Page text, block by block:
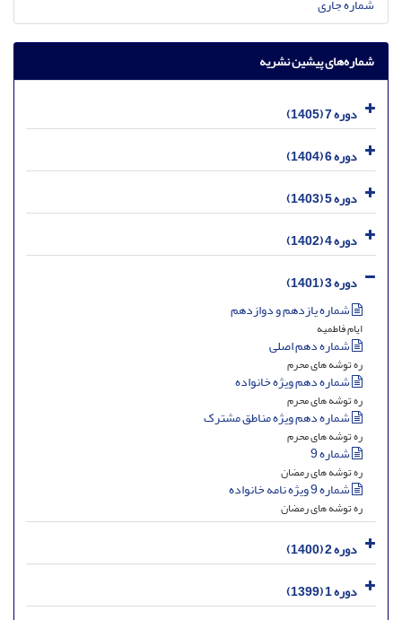
شماره‌های پیشین نشریه
دوره 7 (1405)
دوره 6 (1404)
دوره 5 (1403)
دوره 4 (1402)
دوره 3 (1401)
شماره یازدهم و دوازدهم
ایام فاطمیه
شماره دهم اصلی
ره توشه های محرم
شماره دهم ویژه خانواده
ره توشه های محرم
شماره دهم ویژه مناطق مشترک
ره توشه های محرم
شماره 9
ره توشه های رمضان
شماره 9 ویژه نامه خانواده
ره توشه های رمضان
دوره 2 (1400)
دوره 1 (1399)